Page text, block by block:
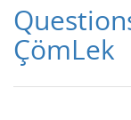
ÇömLek